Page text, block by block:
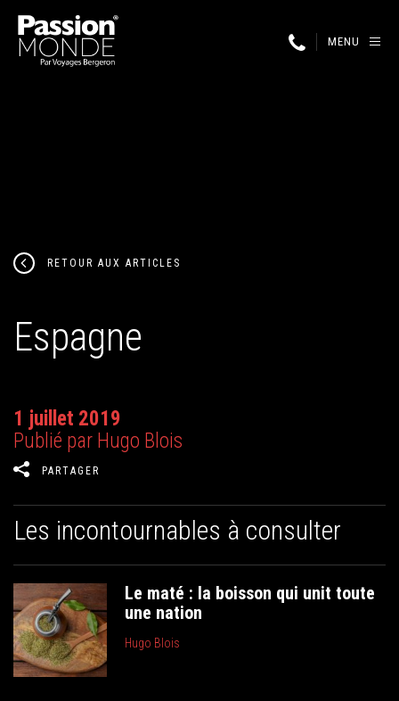
MENU
RETOUR AUX ARTICLES
Espagne
1 juillet 2019
Publié par Hugo Blois
PARTAGER
Les incontournables à consulter
Le maté : la boisson qui unit toute
une nation
Hugo Blois